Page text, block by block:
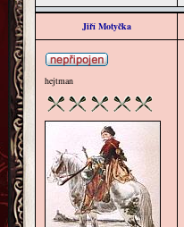
Jiří Motyčka
hejtman